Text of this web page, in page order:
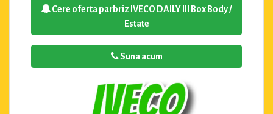
Cere oferta parbriz IVECO DAILY III Box Body /
Estate
Suna acum